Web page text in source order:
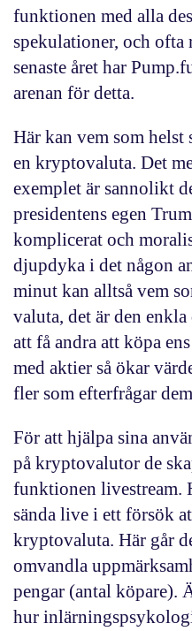
funktionen med alla
spekulationer, och ofta
senaste året har
arenan för detta.
Här kan vem som helst
en kryptovaluta. Det
exemplet är sannolikt
presidentens egen
komplicerat och
djupdyka i det någon
minut kan alltså vem
valuta, det är den
att få andra att köpa
med aktier så ökar
fler som efterfrågar
För att hjälpa sina
på kryptovalutor de
funktionen livestream.
sända live i ett försök
kryptovaluta. Här går
omvandla
pengar (antal köpare).
hur